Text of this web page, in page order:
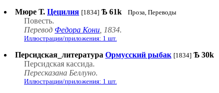
Мюре Т. Цецилия [1834] Ѣ 61k Проза, Переводы
Повесть.
Перевод Федора Кони , 1834.
Иллюстрации/приложения: 1 шт.
Персидская_литература Ормусский рыбак [1834] Ѣ 30k
Персидская кассида.
Пересказана Беллуно.
Иллюстрации/приложения: 1 шт.